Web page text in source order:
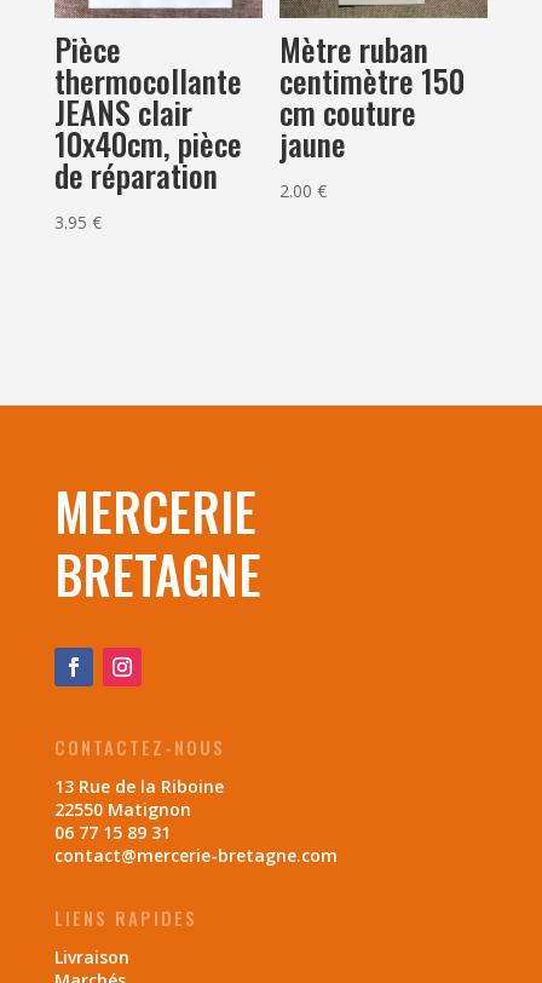
Pièce
thermocollante
JEANS clair
10x40cm, pièce
de réparation
3.95 €
Mètre ruban
centimètre 150
cm couture
jaune
2.00€
MERCERIE
BRETAGNE
CONTACTEZ-NOUS
13 Rue de la Riboine
22550 Matignon
06 77 15 89 31
contact@mercerie-bretagne.com
LIENS RAPIDES
Livraison